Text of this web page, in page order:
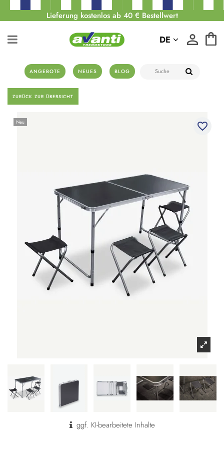
Lieferung kostenlos ab 40 € Bestellwert
ANGEBOTE NEUES BLOG
DE
ZURÜCK ZUR ÜBERSICHT
Neu favorite_border
ggf. KI-bearbeitete Inhalte